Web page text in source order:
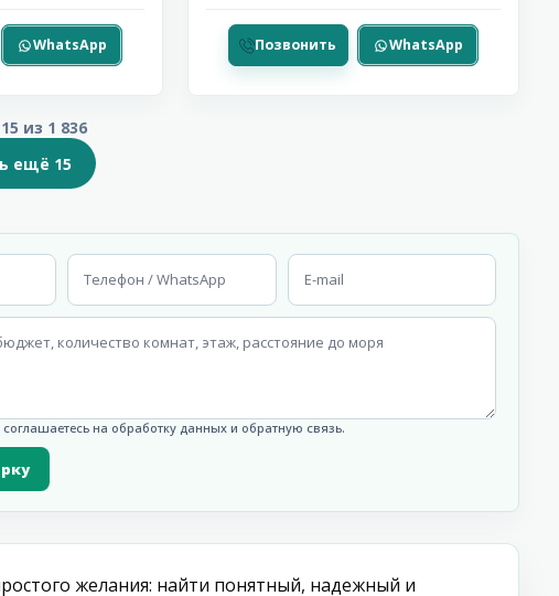
WhatsApp Позвонить WhatsApp
из 1 836
ещё 15
на обработку данных и обратную связь.
желания: найти понятный, надежный и